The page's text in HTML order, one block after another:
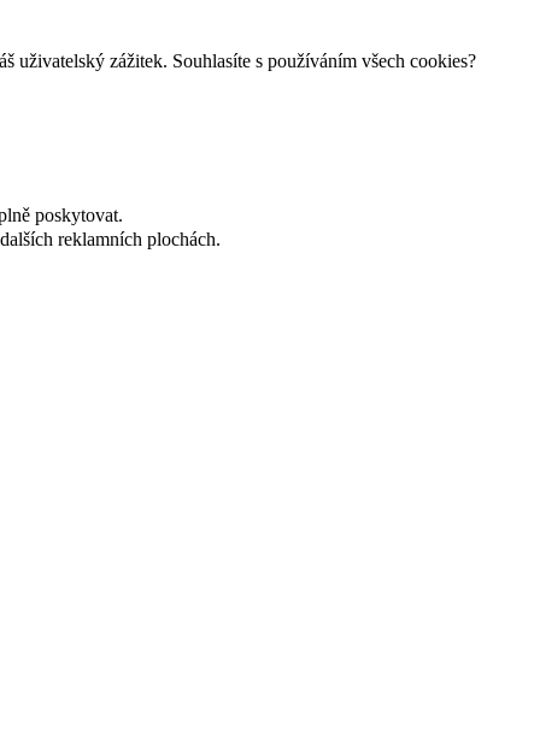
uživatelský zážitek. Souhlasíte s používáním všech cookies?
poskytovat.
reklamních plochách.